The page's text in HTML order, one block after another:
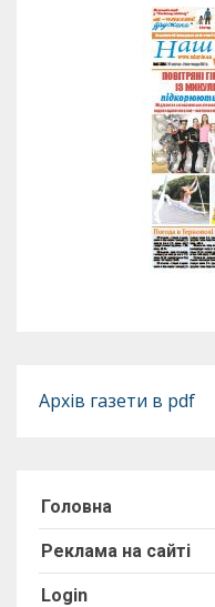
Архів газети в pdf
Головна
Реклама на сайті
Login